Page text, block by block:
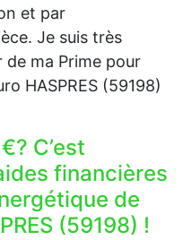
et par
Je suis très
ma Prime pour
HASPRES (59198)
C’est
financières
de
(59198) !